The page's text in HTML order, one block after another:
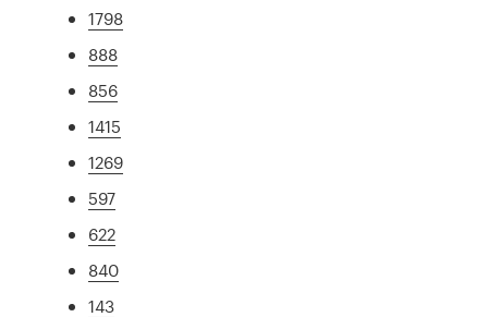
1798
888
856
1415
1269
597
622
840
143